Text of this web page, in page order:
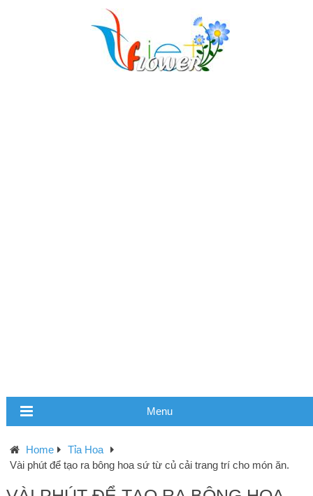
Menu
Home
Tỉa Hoa
Vài phút để tạo ra bông hoa sứ từ củ cải trang trí cho món ăn.